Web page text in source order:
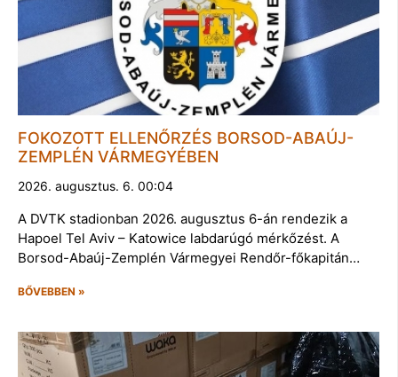
FOKOZOTT ELLENŐRZÉS BORSOD-ABAÚJ-
ZEMPLÉN VÁRMEGYÉBEN
2026. augusztus. 6. 00:04
A DVTK stadionban 2026. augusztus 6-án rendezik a
Hapoel Tel Aviv – Katowice labdarúgó mérkőzést. A
Borsod-Abaúj-Zemplén Vármegyei Rendőr-főkapitán…
BŐVEBBEN »